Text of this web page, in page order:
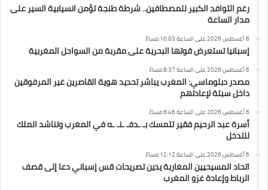
رغم التوافد الكبير للمصطافين.. شرطة طنجة تؤمن انسيابية السير على
مدار الساعة
6 أغسطس 2026 على الساعة 10:03 مساءً
إسبانيا تستعرض قوتها البحرية على مقربة من السواحل المغربية
6 أغسطس 2026 على الساعة 8:37 مساءً
مصدر دبلوماسي: المغرب يباشر تحديد هوية القاصرين غير المرفوقين
داخل سبتة لإعادتهم
6 أغسطس 2026 على الساعة 6:46 مساءً
أسرة عبد الرحيم فقير تتمسك بـ ـدفـ ـنـ ـه في المغرب وتناشد الملك
للتدخل
6 أغسطس 2026 على الساعة 12:12 مساءً
اتحاد المسيحيين المغاربة يدين تصريحات قس إسباني دعا إلى قصف
الرباط وإعادة غزو المغرب